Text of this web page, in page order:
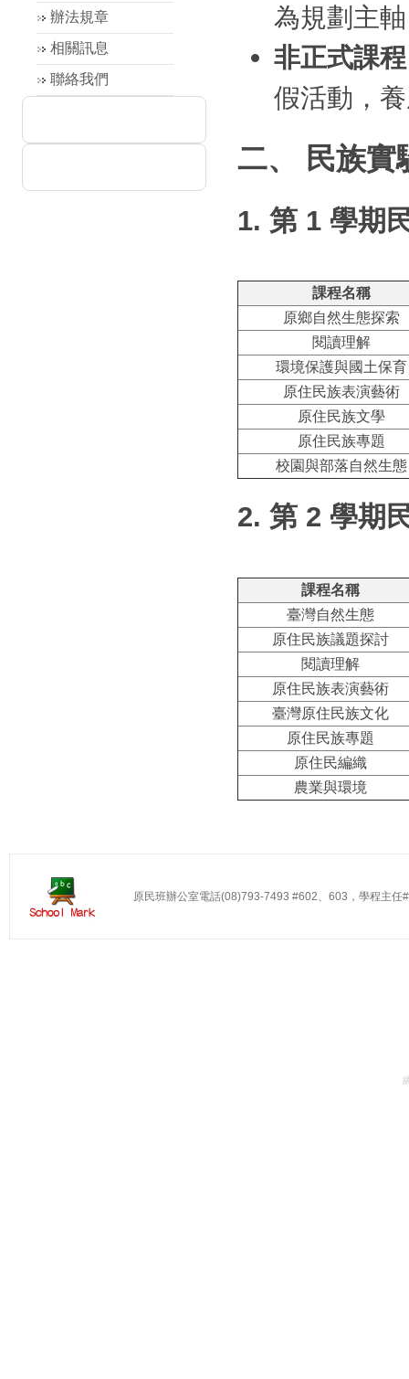
辦法規章
相關訊息
聯絡我們
為規劃主
非正式課
假活動，
二、 民族實
1. 第 1 學期
課程名稱
原鄉自然生態探索
閱讀理解
環境保護與國土保育
原住民族表演藝術
原住民族文學
原住民族專題
校園與部落自然生態
2. 第 2 學期
課程名稱
臺灣自然生態
原住民族議題探討
閱讀理解
原住民族表演藝術
臺灣原住民族文化
原住民族專題
原住民編織
農業與環境
原民班辦公室電話(08)793-7493 #602、603，學程主